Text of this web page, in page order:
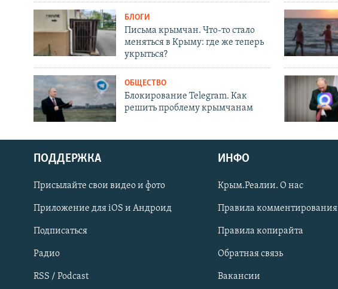
Українською
Qırımtatar
ПРИСОЕДИНЯЙТЕСЬ!
БЛОГИ
Письма крымчан. Что-то стало
меняться в Крыму: где же теперь
укрыться?
ОБЩЕСТВО
Блокирование Telegram. Как
решить проблему крымчанам
ПОДДЕРЖКА
Присылайте свои видео и фото
Приложение для iOS и Андроид
Подписаться
Радио
RSS / Podcast
ИНФО
Крым.Реалии. О нас
Правила комментирования
Правила копирайта
Обратная связь
Вакансии